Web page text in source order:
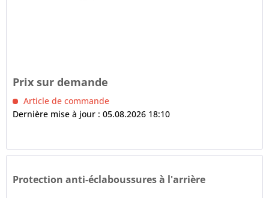
Prix sur demande
Article de commande
Dernière mise à jour : 05.08.2026 18:10
Protection anti-éclaboussures à l'arrière